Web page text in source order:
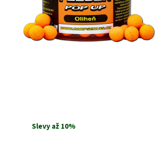
Slevy až 10%